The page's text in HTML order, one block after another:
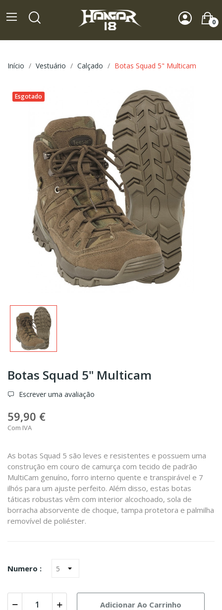
0
Início Vestuário Calçado Botas Squad 5" Multicam
Esgotado
Botas Squad 5" Multicam
Escrever uma avaliação
59,90 €
Com IVA
As botas Squad 5 são leves e resistentes e possuem uma
construção em couro de camurça com tecido de padrão
MultiCam genuíno, forro interno quente e transpirável e 7
ilhós para um ajuste perfeito. Além disso, estas botas
táticas robustas vêm com interior alcochoado, sola de
borracha absorvente de choque, tampa protetora e palmilha
removível de poliéster.
Numero :
Adicionar Ao Carrinho